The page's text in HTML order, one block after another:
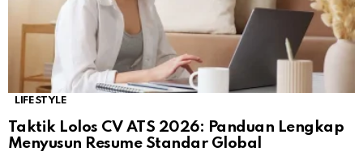
LIFESTYLE
Taktik Lolos CV ATS 2026: Panduan Lengkap
Menyusun Resume Standar Global